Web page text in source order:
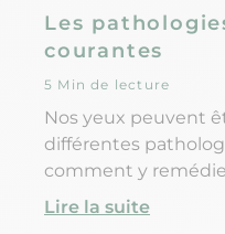
Les
courantes
5 Min de lecture
Nos yeux peuvent
différentes
comment y
Lire la suite